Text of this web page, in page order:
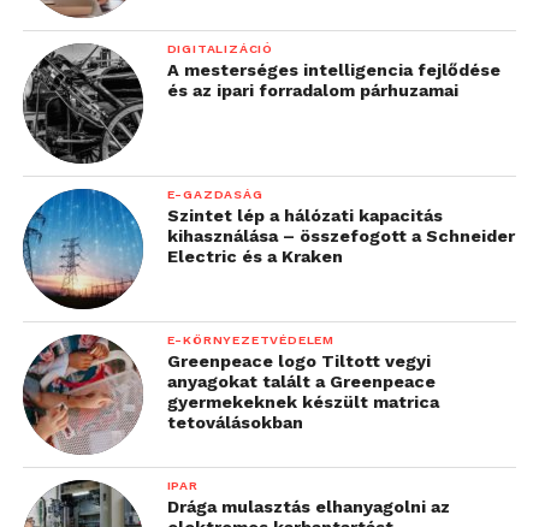
DIGITALIZÁCIÓ
A mesterséges intelligencia fejlődése
és az ipari forradalom párhuzamai
E-GAZDASÁG
Szintet lép a hálózati kapacitás
kihasználása – összefogott a Schneider
Electric és a Kraken
E-KÖRNYEZETVÉDELEM
Greenpeace logo Tiltott vegyi
anyagokat talált a Greenpeace
gyermekeknek készült matrica
tetoválásokban
IPAR
Drága mulasztás elhanyagolni az